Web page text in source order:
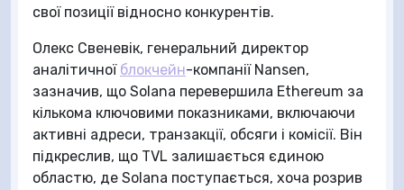
свої позиції відносно конкурентів.
Олекс Свеневік, генеральний директор
аналітичної блокчейн-компанії Nansen,
зазначив, що Solana перевершила Ethereum за
кількома ключовими показниками, включаючи
активні адреси, транзакції, обсяги і комісії. Він
підкреслив, що TVL залишається єдиною
областю, де Solana поступається, хоча розрив